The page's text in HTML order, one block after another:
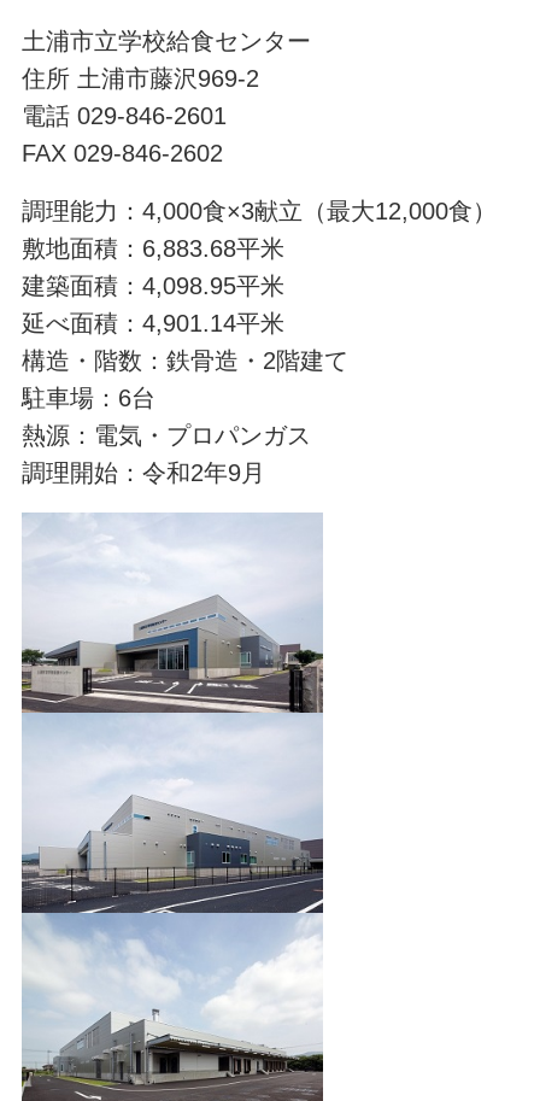
土浦市立学校給食センター
住所 土浦市藤沢969-2
電話 029-846-2601
FAX 029-846-2602
調理能力：4,000食×3献立（最大12,000食）
敷地面積：6,883.68平米
建築面積：4,098.95平米
延べ面積：4,901.14平米
構造・階数：鉄骨造・2階建て
駐車場：6台
熱源：電気・プロパンガス
調理開始：令和2年9月